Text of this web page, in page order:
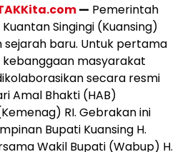
— Pemerintah
Singingi (Kuansing)
baru. Untuk pertama
kebanggaan masyarakat
secara resmi
Amal Bhakti (HAB)
RI. Gebrakan ini
Bupati Kuansing H.
Wakil Bupati (Wabup) H.